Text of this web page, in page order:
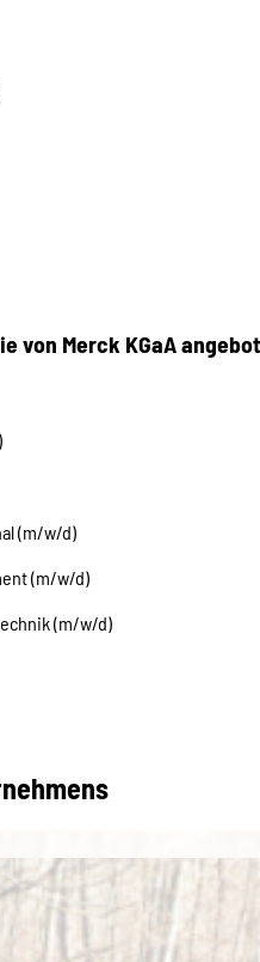
von Merck KGaA
(m/w/d)
(m/w/d)
(m/w/d)